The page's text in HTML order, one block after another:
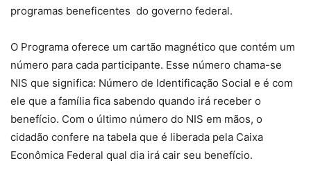
programas beneficentes do governo federal.
O Programa oferece um cartão magnético que contém um
número para cada participante. Esse número chama-se
NIS que significa: Número de Identificação Social e é com
ele que a família fica sabendo quando irá receber o
benefício. Com o último número do NIS em mãos, o
cidadão confere na tabela que é liberada pela Caixa
Econômica Federal qual dia irá cair seu benefício.